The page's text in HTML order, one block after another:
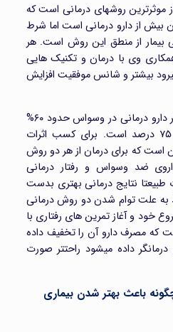
موثرترین روشهای درمانی است که
بیش از دارو درمانی است اما شرط
بیمار از منطق این روش است. هر
وی با درمان و تکنیک هایی
بیشتر و شانس موفقیت افزایش
تحقیقات نشان داده اند که اثر دارو درمانی در وسواس حدود ۶۰%
و رفتار درمانی حدود ۷۰ تا ۷۵ درصد است. برای کسب اثرات
است که برای درمان از هر دو روش
ضد وسواس و رفتار درمانی
نتایج درمانی بهتری بدست
به علت توام شدن دو روش درمانی
خود و آغاز تمرین های رفتاری با
که مصرف دارو آن را تخفیف داده
داده میشود راحتتر صورت
چگونه باعث بهتر شدن بیماری